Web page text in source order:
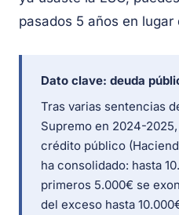
pasados 5 años en lugar
Dato clave: deuda
Tras varias sentencias
Supremo en 2024-
crédito público
ha consolidado: hasta
primeros 5.000€ se
del exceso hasta